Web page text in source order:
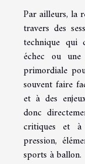
Par ailleurs, la
travers des
technique qui
échec ou
primordiale
souvent faire
et à des
donc
critiques et à
pression,
sports à ballon.